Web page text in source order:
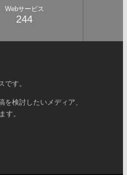
Webサービス
244
す。
検討したいメディア、
す。